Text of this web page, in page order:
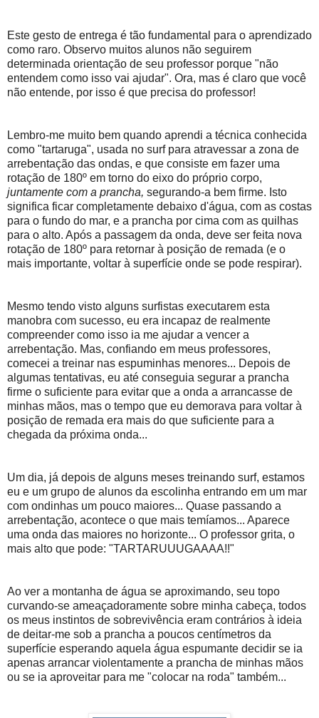
Este gesto de entrega é tão fundamental para o aprendizado
como raro. Observo muitos alunos não seguirem
determinada orientação de seu professor porque "não
entendem como isso vai ajudar". Ora, mas é claro que você
não entende, por isso é que precisa do professor!
Lembro-me muito bem quando aprendi a técnica conhecida
como "tartaruga", usada no surf para atravessar a zona de
arrebentação das ondas, e que consiste em fazer uma
rotação de 180º em torno do eixo do próprio corpo,
juntamente com a prancha, segurando-a bem firme. Isto
significa ficar completamente debaixo d'água, com as costas
para o fundo do mar, e a prancha por cima com as quilhas
para o alto. Após a passagem da onda, deve ser feita nova
rotação de 180º para retornar à posição de remada (e o
mais importante, voltar à superfície onde se pode respirar).
Mesmo tendo visto alguns surfistas executarem esta
manobra com sucesso, eu era incapaz de realmente
compreender como isso ia me ajudar a vencer a
arrebentação. Mas, confiando em meus professores,
comecei a treinar nas espuminhas menores... Depois de
algumas tentativas, eu até conseguia segurar a prancha
firme o suficiente para evitar que a onda a arrancasse de
minhas mãos, mas o tempo que eu demorava para voltar à
posição de remada era mais do que suficiente para a
chegada da próxima onda...
Um dia, já depois de alguns meses treinando surf, estamos
eu e um grupo de alunos da escolinha entrando em um mar
com ondinhas um pouco maiores... Quase passando a
arrebentação, acontece o que mais temíamos... Aparece
uma onda das maiores no horizonte... O professor grita, o
mais alto que pode: "TARTARUUUGAAAA!!"
Ao ver a montanha de água se aproximando, seu topo
curvando-se ameaçadoramente sobre minha cabeça, todos
os meus instintos de sobrevivência eram contrários à ideia
de deitar-me sob a prancha a poucos centímetros da
superfície esperando aquela água espumante decidir se ia
apenas arrancar violentamente a prancha de minhas mãos
ou se ia aproveitar para me "colocar na roda" também...